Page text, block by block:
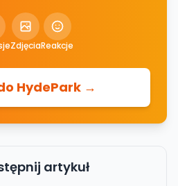
ZdjęciaReakcje
HydePark →
artykuł